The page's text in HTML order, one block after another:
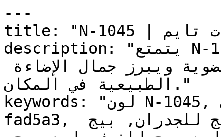
---
title: "N-1045 | الألوان | دهانات تايم"
description: "يتمتع N-1045 بطابع رملي طبيعي يربط
الطبيعية في المكان."
keywords: "لون N-1045, كود اللون N-1045, لون هكس
fad5a3, دهان بيج, طلاء بيج, ألوان بيج للجدران, بيج